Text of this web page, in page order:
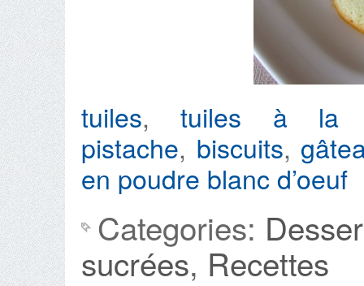
tuiles,tuiles à la
pistache, biscuits,
en poudre blanc d’oeuf
Categories:
sucrées, Recettes